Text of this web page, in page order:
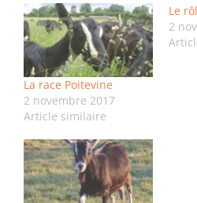
La race Poitevine
2 novembre 2017
Article similaire
Le
2